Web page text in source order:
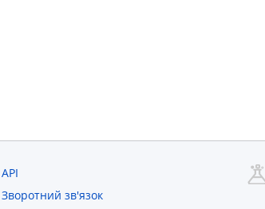
API
Зворотний зв'язок